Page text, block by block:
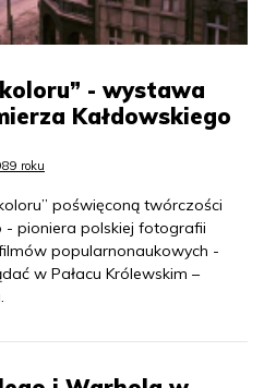
- wystawa
Kałdowskiego
roku
poświęconą twórczości
- pioniera polskiej fotografii
popularnonaukowych -
w Pałacu Królewskim –